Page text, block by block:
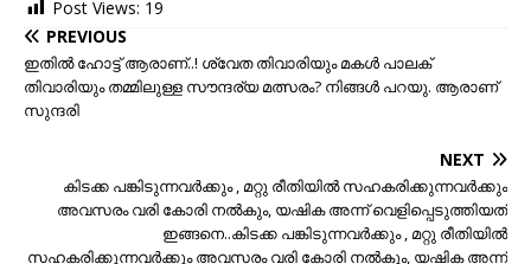
Post Views: 19
PREVIOUS
ഇതില്‍ ഹോട്ട് ആരാണ്..! ശ്വേത തിവാരിയും മകള്‍ പാലക്
തിവാരിയും തമ്മിലുള്ള സൗന്ദര്യ മത്സരം? നിങ്ങള്‍ പറയു. ആരാണ്
സുന്ദരി
NEXT
കിടക്ക പങ്കിടുന്നവര്‍ക്കും , മറ്റു രീതിയില്‍ സഹകരിക്കുന്നവര്‍ക്കും
അവസരം വരി കോരി നല്‍കും, യഷിക അന്ന് വെളിപ്പെടുത്തിയത്
ഇങ്ങനെ..കിടക്ക പങ്കിടുന്നവര്‍ക്കും , മറ്റു രീതിയില്‍
സഹകരിക്കുന്നവര്‍ക്കും അവസരം വരി കോരി നല്‍കും, യഷിക അന്ന്